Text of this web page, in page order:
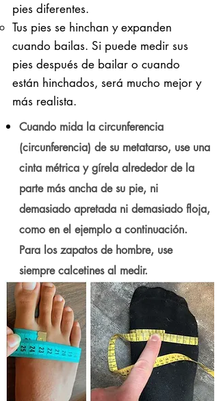
pies diferentes.
Tus pies se hinchan y expanden
cuando bailas. Si puede medir sus
pies después de bailar o cuando
están hinchados, será mucho mejor y
más realista.
Cuando mida la circunferencia
(circunferencia) de su metatarso, use una
cinta métrica y gírela alrededor de la
parte más ancha de su pie, ni
demasiado apretada ni demasiado floja,
como en el ejemplo a continuación.
Para los zapatos de hombre, use
siempre calcetines al medir.